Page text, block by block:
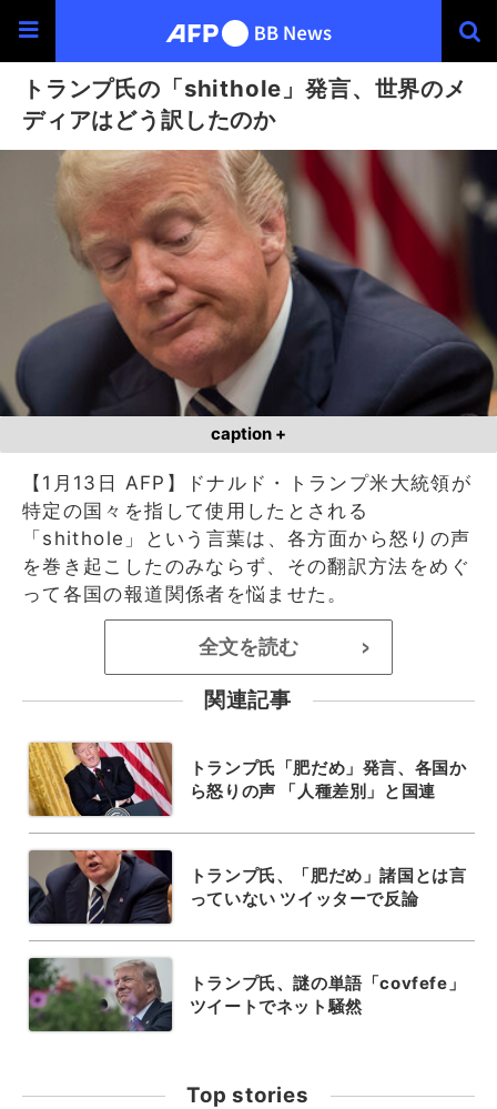
トランプ氏の「shithole」発言、世界のメ
ディアはどう訳したのか
caption +
【1月13日 AFP】ドナルド・トランプ米大統領が
特定の国々を指して使用したとされる
「shithole」という言葉は、各方面から怒りの声
を巻き起こしたのみならず、その翻訳方法をめぐ
って各国の報道関係者を悩ませた。
全文を読む >
関連記事
トランプ氏「肥だめ」発言、各国か
ら怒りの声 「人種差別」と国連
トランプ氏、「肥だめ」諸国とは言
っていない ツイッターで反論
トランプ氏、謎の単語「covfefe」
ツイートでネット騒然
Top stories